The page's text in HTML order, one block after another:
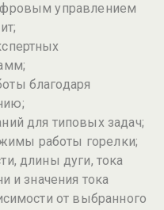
управлением
благодаря
для типовых задач;
работы горелки;
длины дуги, тока
и значения тока
от выбранного